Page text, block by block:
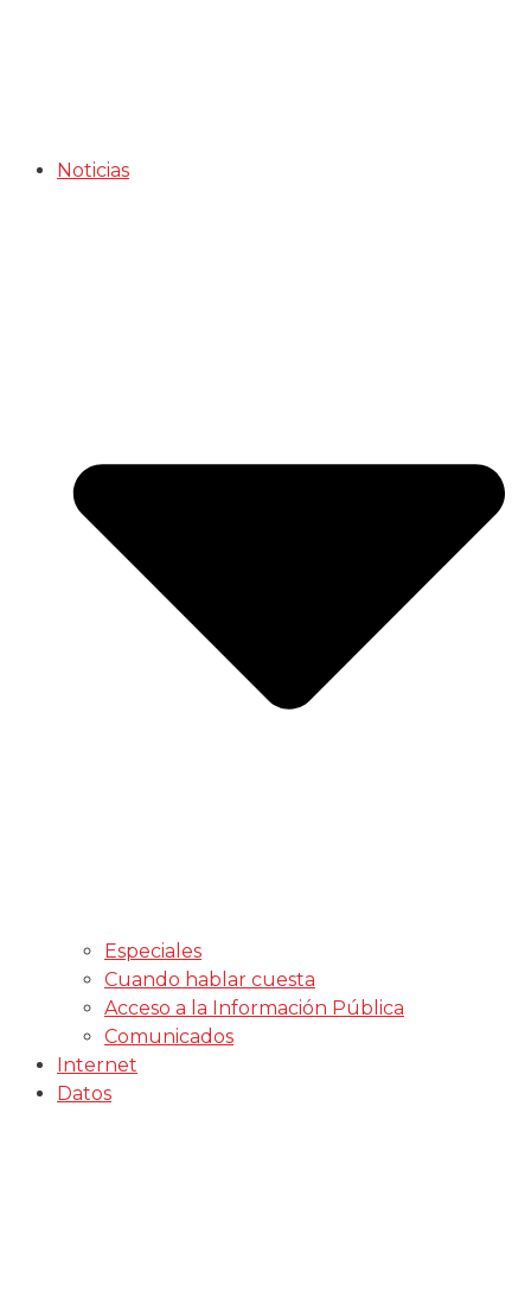
Noticias
Especiales
Cuando hablar cuesta
Acceso a la Información Pública
Comunicados
Internet
Datos